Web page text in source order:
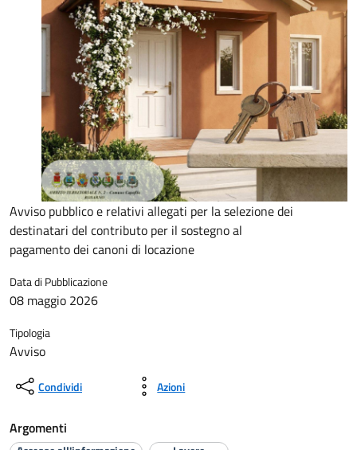
Avviso pubblico e relativi allegati per la selezione dei
destinatari del contributo per il sostegno al
pagamento dei canoni di locazione
Data di Pubblicazione
08 maggio 2026
Tipologia
Avviso
Condividi Azioni
Argomenti